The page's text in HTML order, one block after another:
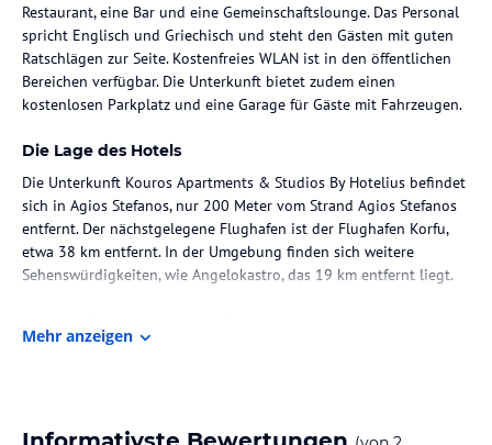
Restaurant, eine Bar und eine Gemeinschaftslounge. Das Personal
spricht Englisch und Griechisch und steht den Gästen mit guten
Ratschlägen zur Seite. Kostenfreies WLAN ist in den öffentlichen
Bereichen verfügbar. Die Unterkunft bietet zudem einen
kostenlosen Parkplatz und eine Garage für Gäste mit Fahrzeugen.
Die Lage des Hotels
Die Unterkunft Kouros Apartments & Studios By Hotelius befindet
sich in Agios Stefanos, nur 200 Meter vom Strand Agios Stefanos
entfernt. Der nächstgelegene Flughafen ist der Flughafen Korfu,
etwa 38 km entfernt. In der Umgebung finden sich weitere
Sehenswürdigkeiten, wie Angelokastro, das 19 km entfernt liegt.
Mehr anzeigen